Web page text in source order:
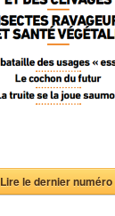
Lire le dernier numéro